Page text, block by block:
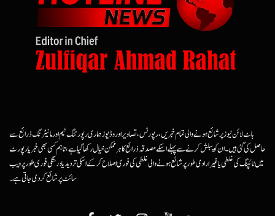
ہاٹ لائن نیوز پر شائع ہونے والی تمام خبریں، رپورٹس، تصاویر اور وڈیوز ہماری رپورٹنگ ٹیم اور مانیٹرنگ ذرائع سے
حاصل کی گئی ہیں۔ ان کو پبلش کرنے سے پہلے اسکے مصدقہ ذرائع کا ہرممکن خیال رکھا گیا ہے، تاہم کسی بھی خبر یا رپورٹ
میں ٹائپنگ کی غلطی یا غیرارادی طور پر شائع ہونے والی غلطی کی فوری اصلاح کرکے اسکی تردید یا درستگی فوری طور پر ویب
سائٹ پر شائع کردی جاتی ہے۔